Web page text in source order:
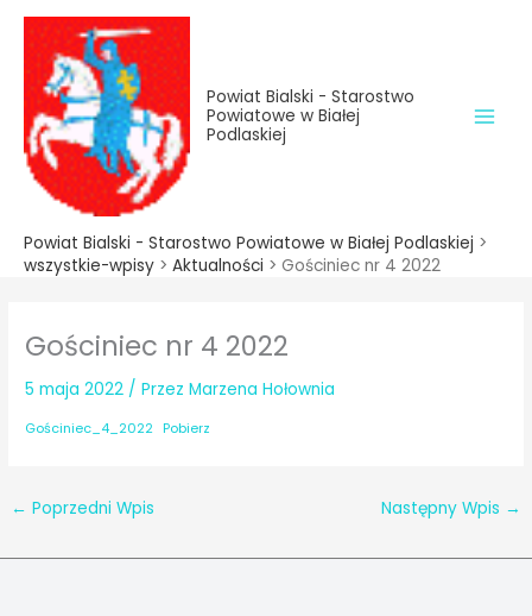
treści
Przejdź
treści
Powiat Bialski - Starostwo
Powiatowe w Białej
Podlaskiej
Powiat Bialski - Starostwo Powiatowe w Białej Podlaskiej >
wszystkie-wpisy > Aktualności > Gościniec nr 4 2022
Gościniec nr 4 2022
5 maja 2022 / PrzezMarzena Hołownia
Gościniec_4_2022 Pobierz
← Poprzedni Wpis Następny Wpis →